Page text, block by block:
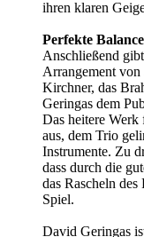
ihren klaren
Perfekte
Anschließend
Arrangement von
Kirchner, das
Geringas dem
Das heitere
aus, dem Trio
Instrumente. Zu
dass durch die
das Rascheln
Spiel.
David Geringas